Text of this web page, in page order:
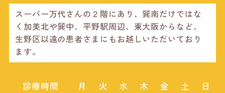
スーパー万代さんの２階にあり、巽南だけではな
く加美北や巽中、平野駅周辺、東大阪からなど、
生野区以遠の患者さまにもお越しいただいており
ます。
診療時間 月 火 水 木 金 土 日